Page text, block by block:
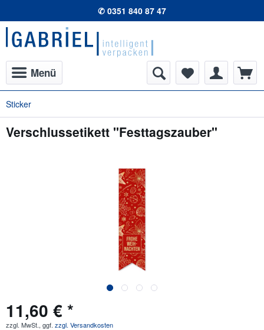
✆ 0351 840 87 47
Menü
Sticker
Verschlussetikett "Festtagszauber"
11,60 € *
zzgl. MwSt., ggf. zzgl. Versandkosten